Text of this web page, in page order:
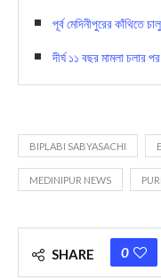
পূর্ব মেদিনীপুরের কাঁথিতে
দীর্ঘ ১১ বছর মামলা চলার
BIPLABI SABYASACHI
MEDINIPUR NEWS
SHARE 0